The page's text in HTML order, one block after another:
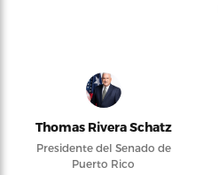
Thomas Rivera Schatz
Presidente del Senado de
Puerto Rico